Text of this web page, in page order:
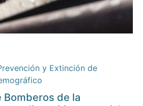
y Extinción de
Bomberos de la